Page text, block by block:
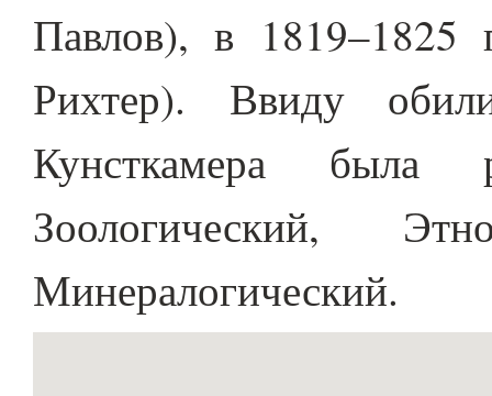
Павлов), в
Рихтер). Ввиду
Кунсткамера была
Зоологический,
Минералогический.